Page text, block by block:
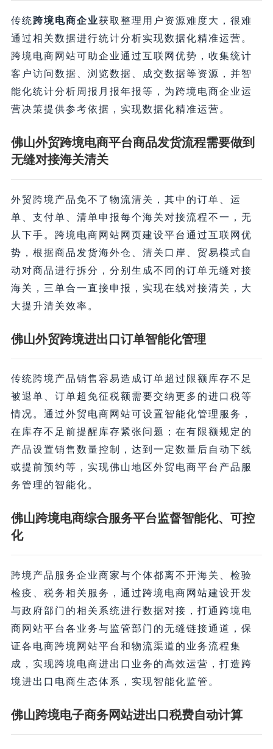
传统跨境电商企业获取整理用户资源难度大，很难
通过相关数据进行统计分析实现数据化精准运营。
跨境电商网站可助企业通过互联网优势，收集统计
客户访问数据、浏览数据、成交数据等资源，并智
能化统计分析周报月报年报等，为跨境电商企业运
营决策提供参考依据，实现数据化精准运营。
佛山外贸跨境电商平台商品发货流程需要做到
无缝对接海关清关
外贸跨境产品免不了物流清关，其中的订单、运
单、支付单、清单申报每个海关对接流程不一，无
从下手。跨境电商网站网页建设平台通过互联网优
势，根据商品发货海外仓、清关口岸、贸易模式自
动对商品进行拆分，分别生成不同的订单无缝对接
海关，三单合一直接申报，实现在线对接清关，大
大提升清关效率。
佛山外贸跨境进出口订单智能化管理
传统跨境产品销售容易造成订单超过限额库存不足
被退单、订单超免征税额需要交纳更多的进口税等
情况。通过外贸电商网站可设置智能化管理服务，
在库存不足前提醒库存紧张问题；在有限额规定的
产品设置销售数量控制，达到一定数量后自动下线
或提前预约等，实现佛山地区外贸电商平台产品服
务管理的智能化。
佛山跨境电商综合服务平台监督智能化、可控
化
跨境产品服务企业商家与个体都离不开海关、检验
检疫、税务相关服务，通过跨境电商网站建设开发
与政府部门的相关系统进行数据对接，打通跨境电
商网站平台各业务与监管部门的无缝链接通道，保
证各电商跨境网站平台和物流渠道的业务流程集
成，实现跨境电商进出口业务的高效运营，打造跨
境进出口电商生态体系，实现智能化监管。
佛山跨境电子商务网站进出口税费自动计算